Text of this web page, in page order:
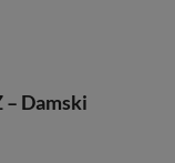
Damski